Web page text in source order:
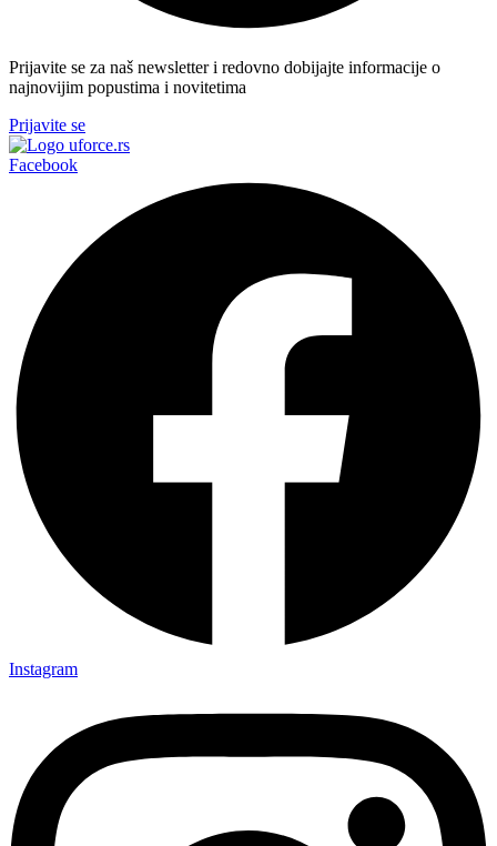
Prijavite se za naš newsletter i redovno dobijajte informacije o
najnovijim popustima i novitetima
Prijavite se
Facebook
Instagram